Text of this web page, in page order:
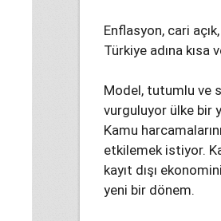
Enflasyon, cari
Türkiye adına kısa
Model, tutumlu ve
vurguluyor ülke bir
Kamu
etkilemek istiyor.
kayıt dışı
yeni bir dönem.